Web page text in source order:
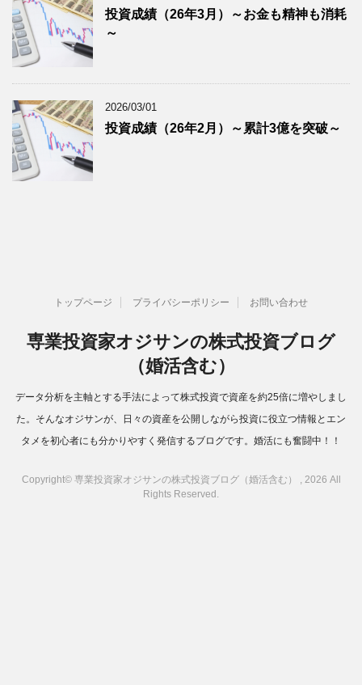
投資成績（26年3月）～お金も精神も消耗
～
2026/03/01
投資成績（26年2月）～累計3億を突破～
トップページ プライバシーポリシー お問い合わせ
専業投資家オジサンの株式投資ブログ
（婚活含む）
データ分析を主軸とする手法によって株式投資で資産を約25倍に増やしまし
た。そんなオジサンが、日々の資産を公開しながら投資に役立つ情報とエン
タメを初心者にも分かりやすく発信するブログです。婚活にも奮闘中！！
Copyright© 専業投資家オジサンの株式投資ブログ（婚活含む） , 2026 All
Rights Reserved.